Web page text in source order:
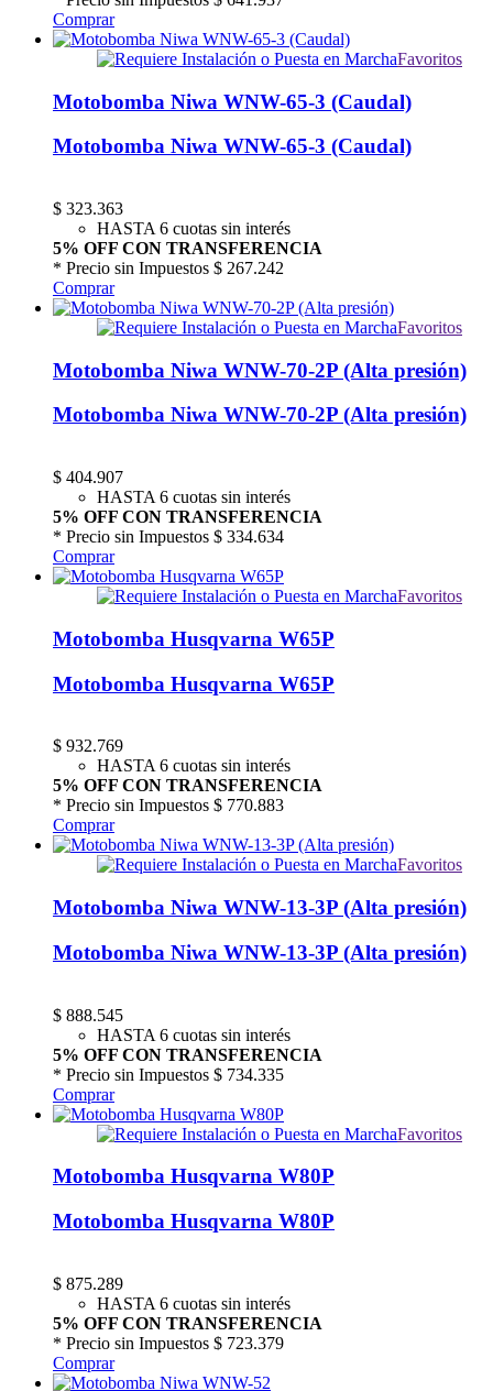
Comprar
Favoritos
Motobomba Niwa WNW-65-3 (Caudal)
Motobomba Niwa WNW-65-3 (Caudal)
$ 323.363
HASTA 6 cuotas sin interés
5% OFF CON TRANSFERENCIA
* Precio sin Impuestos $ 267.242
Comprar
Favoritos
Motobomba Niwa WNW-70-2P (Alta presión)
Motobomba Niwa WNW-70-2P (Alta presión)
$ 404.907
HASTA 6 cuotas sin interés
5% OFF CON TRANSFERENCIA
* Precio sin Impuestos $ 334.634
Comprar
Favoritos
Motobomba Husqvarna W65P
Motobomba Husqvarna W65P
$ 932.769
HASTA 6 cuotas sin interés
5% OFF CON TRANSFERENCIA
* Precio sin Impuestos $ 770.883
Comprar
Favoritos
Motobomba Niwa WNW-13-3P (Alta presión)
Motobomba Niwa WNW-13-3P (Alta presión)
$ 888.545
HASTA 6 cuotas sin interés
5% OFF CON TRANSFERENCIA
* Precio sin Impuestos $ 734.335
Comprar
Favoritos
Motobomba Husqvarna W80P
Motobomba Husqvarna W80P
$ 875.289
HASTA 6 cuotas sin interés
5% OFF CON TRANSFERENCIA
* Precio sin Impuestos $ 723.379
Comprar